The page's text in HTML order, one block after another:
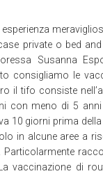
private o bed
Susanna
consigliamo le
il tifo consiste
con meno di 5
10 giorni prima
in alcune aree a
Particolarmente
vaccinazione di